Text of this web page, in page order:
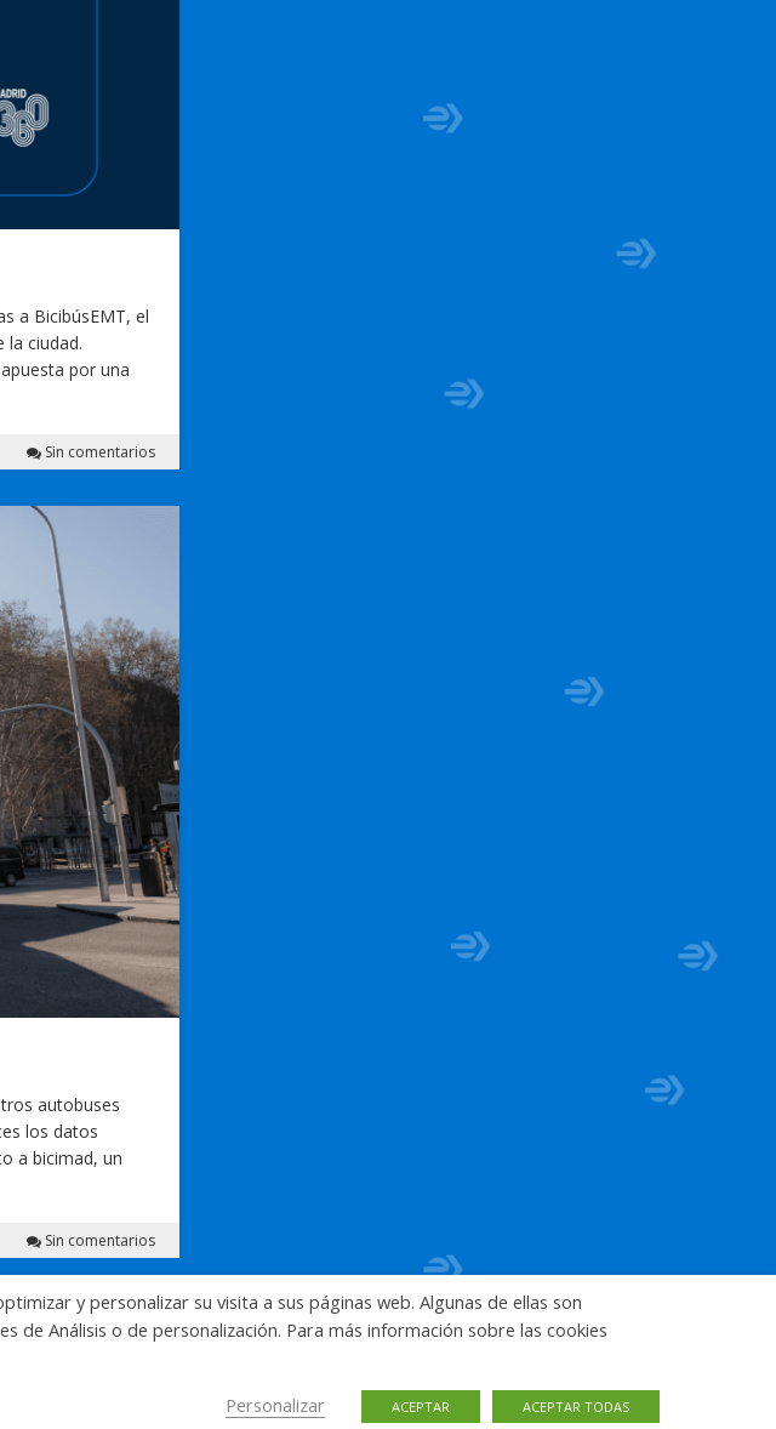
a BicibúsEMT, el
la ciudad.
por una
Sin comentarios
autobuses
los datos
a bicimad, un
Sin comentarios
y personalizar su visita a sus páginas web. Algunas de ellas son
de Análisis o de personalización. Para más información sobre las cookies
Personalizar ACEPTAR ACEPTAR TODAS